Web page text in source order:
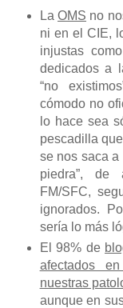
LaOMS no
ni en el CIE,
injustas
dedicados a
“no
cómodo no
lo hace sea
pescadilla
se nos saca a
piedra”, de
FM/SFC,
ignorados.
sería lo más
El 98% de
afectados
nuestras
aunque en